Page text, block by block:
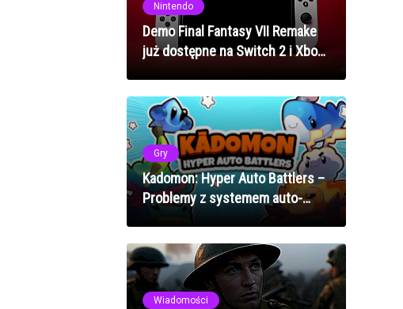
Nintendo
Demo Final Fantasy VII Remake
już dostępne na Switch 2 i Xbox
Gry
Kadomon: Hyper Auto Battlers –
Problemy z systemem auto-
battlerów? Jak naprawić błędy
Wiadomości